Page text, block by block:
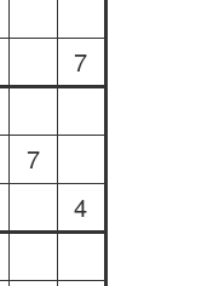
7
7
4